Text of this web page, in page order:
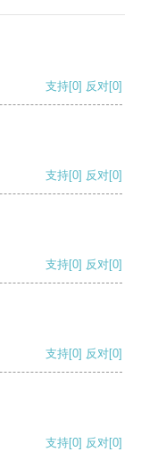
支持[0] 反对[0]
支持[0] 反对[0]
支持[0] 反对[0]
支持[0] 反对[0]
支持[0] 反对[0]